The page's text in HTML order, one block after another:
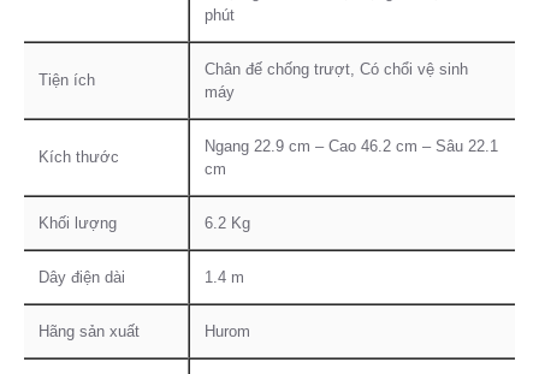
phút
Tiện ích
Chân đế chống trượt, Có chổi vệ sinh
máy
Kích thước
Ngang 22.9 cm – Cao 46.2 cm – Sâu 22.1
cm
Khối lượng 6.2 Kg
Dây điện dài 1.4 m
Hãng sản xuất Hurom